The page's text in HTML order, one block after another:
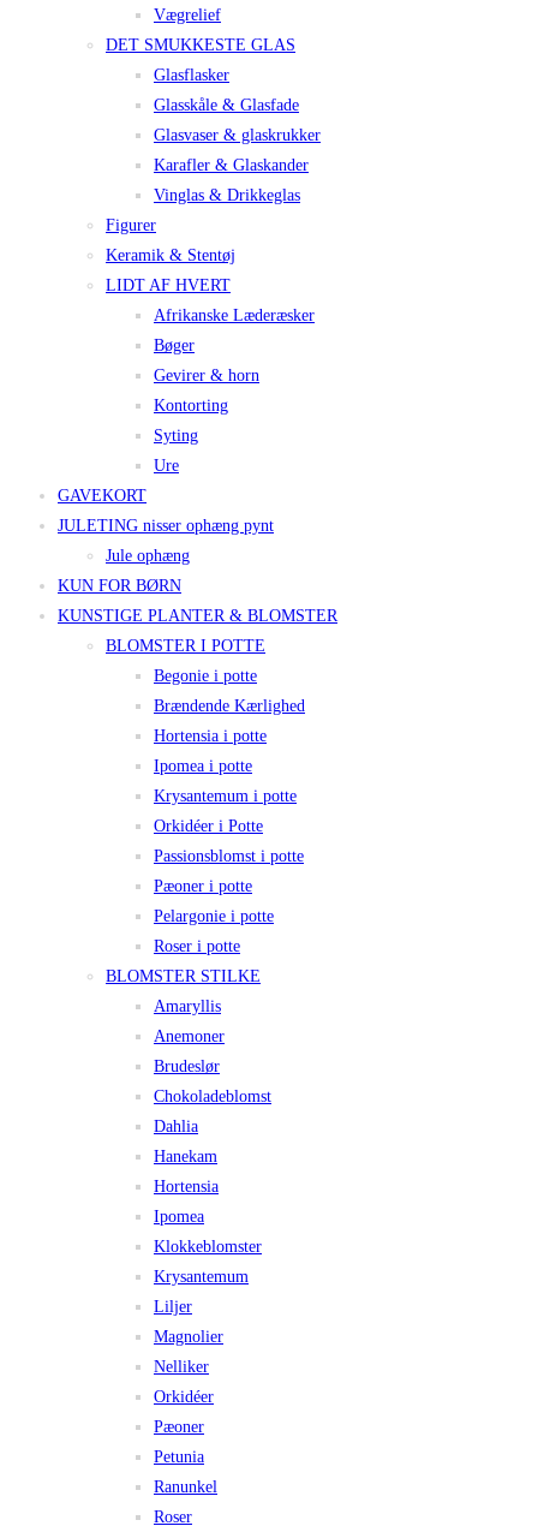
Vægrelief
DET SMUKKESTE GLAS
Glasflasker
Glasskåle & Glasfade
Glasvaser & glaskrukker
Karafler & Glaskander
Vinglas & Drikkeglas
Figurer
Keramik & Stentøj
LIDT AF HVERT
Afrikanske Læderæsker
Bøger
Gevirer & horn
Kontorting
Syting
Ure
GAVEKORT
JULETING nisser ophæng pynt
Jule ophæng
KUN FOR BØRN
KUNSTIGE PLANTER & BLOMSTER
BLOMSTER I POTTE
Begonie i potte
Brændende Kærlighed
Hortensia i potte
Ipomea i potte
Krysantemum i potte
Orkidéer i Potte
Passionsblomst i potte
Pæoner i potte
Pelargonie i potte
Roser i potte
BLOMSTER STILKE
Amaryllis
Anemoner
Brudeslør
Chokoladeblomst
Dahlia
Hanekam
Hortensia
Ipomea
Klokkeblomster
Krysantemum
Liljer
Magnolier
Nelliker
Orkidéer
Pæoner
Petunia
Ranunkel
Roser